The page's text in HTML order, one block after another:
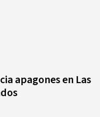
apagones en Las